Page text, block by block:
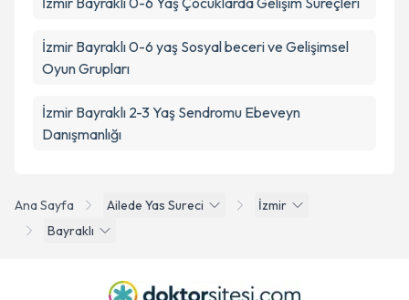
Ana Sayfa Ailede Yas Sureci
İzmir
Bayraklı
İzmir Bayraklı 0-6 yaş Sosyal beceri ve Gelişimsel
Oyun Grupları
İzmir Bayraklı 2-3 Yaş Sendromu Ebeveyn
Danışmanlığı